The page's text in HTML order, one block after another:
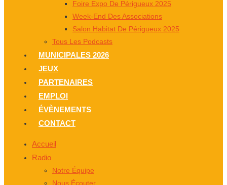
Foire Expo De Périgueux 2025
Week-End Des Associations
Salon Habitat De Périgueux 2025
Tous Les Podcasts
MUNICIPALES 2026
JEUX
PARTENAIRES
EMPLOI
ÉVÈNEMENTS
CONTACT
Accueil
Radio
Notre Équipe
Nous Écouter